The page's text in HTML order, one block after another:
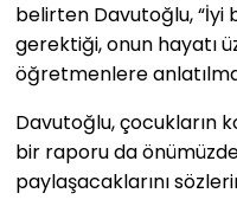
belirten Davutoğlu, “İyi
gerektiği, onun hayatı
öğretmenlere
Davutoğlu, çocukların
bir raporu da
paylaşacaklarını